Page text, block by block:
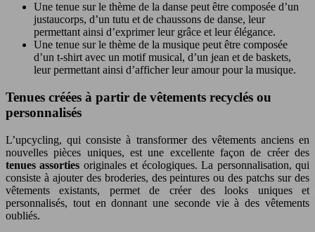
Une tenue sur le thème de la danse peut être composée d’un
justaucorps, d’un tutu et de chaussons de danse, leur
permettant ainsi d’exprimer leur grâce et leur élégance.
Une tenue sur le thème de la musique peut être composée
d’un t-shirt avec un motif musical, d’un jean et de baskets,
leur permettant ainsi d’afficher leur amour pour la musique.
Tenues créées à partir de vêtements recyclés ou
personnalisés
L’upcycling, qui consiste à transformer des vêtements anciens en
nouvelles pièces uniques, est une excellente façon de créer des
tenues assorties originales et écologiques. La personnalisation, qui
consiste à ajouter des broderies, des peintures ou des patchs sur des
vêtements existants, permet de créer des looks uniques et
personnalisés, tout en donnant une seconde vie à des vêtements
oubliés.